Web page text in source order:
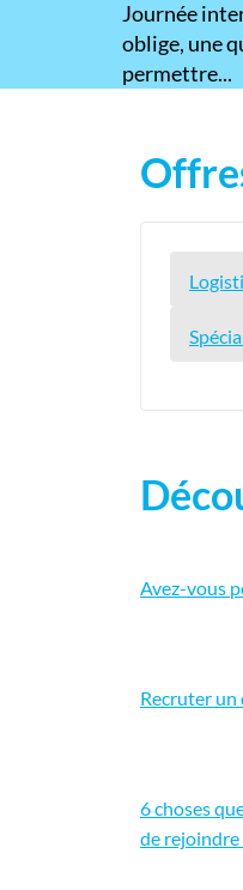
​Journée
oblige, une
permettre...
Avez-vous
Recruter un
6 choses
de